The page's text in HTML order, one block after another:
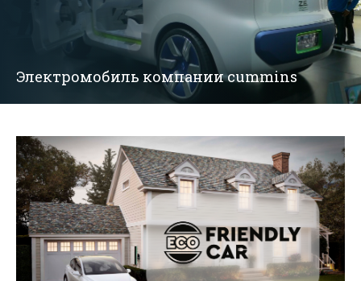
Электромобиль компании cummins